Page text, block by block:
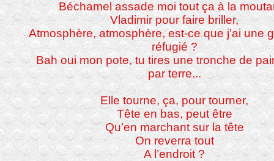
Béchamel assade moi tout ça à la
Vladimir pour faire briller,
Atmosphère, atmosphère, est-ce que j’ai une
réfugié ?
Bah oui mon pote, tu tires une tronche de
par terre...
Elle tourne, ça, pour tourner,
Tête en bas, peut être
Qu’en marchant sur la tête
On reverra tout
A l’endroit ?